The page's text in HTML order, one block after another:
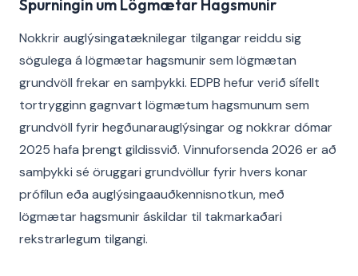
Spurningin um Lögmætar Hagsmunir
Nokkrir auglýsingatæknilegar tilgangar reiddu sig
sögulega á lögmætar hagsmunir sem lögmætan
grundvöll frekar en samþykki. EDPB hefur verið sífellt
tortrygginn gagnvart lögmætum hagsmunum sem
grundvöll fyrir hegðunarauglýsingar og nokkrar dómar
2025 hafa þrengt gildissvið. Vinnuforsenda 2026 er að
samþykki sé öruggari grundvöllur fyrir hvers konar
prófílun eða auglýsingaauðkennisnotkun, með
lögmætar hagsmunir áskildar til takmarkaðari
rekstrarlegum tilgangi.